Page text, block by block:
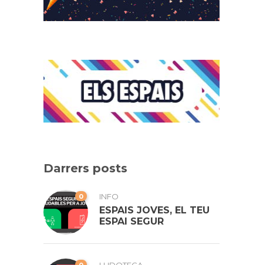
Darrers posts
0 INFO
ESPAIS JOVES, EL TEU
ESPAI SEGUR